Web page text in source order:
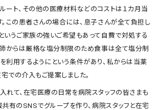
ート、その他の医療材料などのコストは１カ月当
。この患者さんの場合には、息子さんが全て負担し
いうご家族の強いご希望もあって自費で対処する
師からは厳格な塩分制限のため食事は全て塩分制
利用するようにという条件があり、私からは当薬
での介入もご提案しました。
れて、在宅医療の日常を病院スタッフの皆さまも
共有のSNSでグループを作り、病院スタッフと在宅